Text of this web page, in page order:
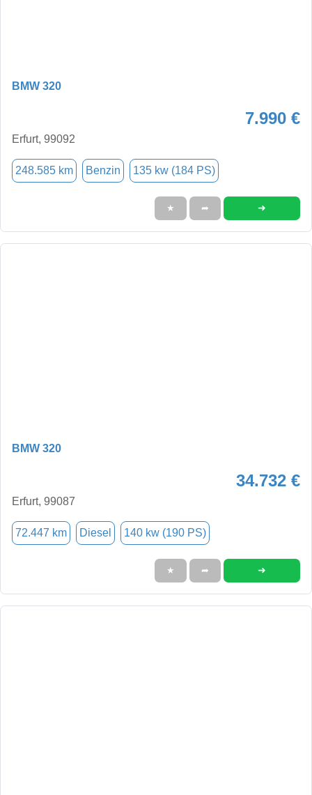
BMW 320
7.990 €
Erfurt, 99092
248.585 km Benzin 135 kw (184 PS)
★ ➦ ➜
BMW 320
34.732 €
Erfurt, 99087
72.447 km Diesel 140 kw (190 PS)
★ ➦ ➜